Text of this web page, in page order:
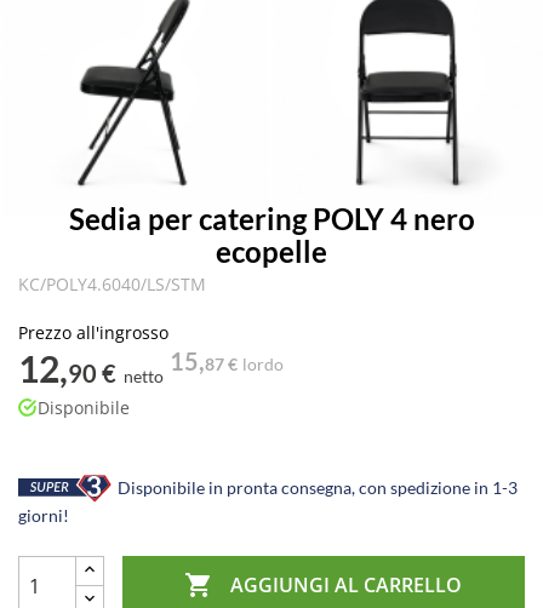
Sedia per catering POLY 4 nero
ecopelle
KC/POLY4.6040/LS/STM
Prezzo all'ingrosso
12,90 € netto
15,87 € lordo
Disponibile
Disponibile in pronta consegna, con spedizione in 1-3
giorni!
 AGGIUNGI AL CARRELLO